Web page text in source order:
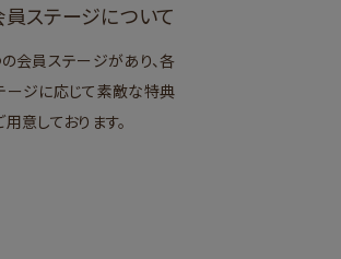
員ステージについて
会員ステージがあり、各
ージに応じて素敵な特典
用意しております。